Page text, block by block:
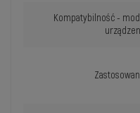
Kompatybilność -